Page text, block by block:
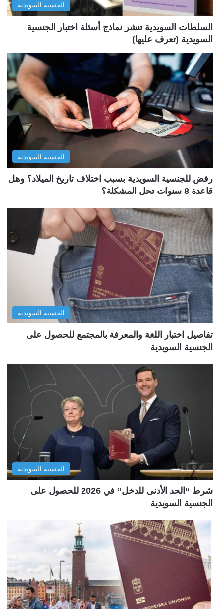
ق
ة
ي
الجنسية السويدية
السلطات السويدية تنشر نماذج أسئلة اختبار الجنسية
السويدية (تعرف عليها)
الجنسية السويدية
رفض للجنسية السويدية بسبب اختلاف تاريخ الميلاد؟ وهل
قاعدة 8 سنوات تحل المشكلة؟
الجنسية السويدية
تفاصيل اختبار اللغة والمعرفة بالمجتمع للحصول على
الجنسية السويدية
الجنسية السويدية
شرط “الحد الأدنى للدخل” في 2026 للحصول على
الجنسية السويدية